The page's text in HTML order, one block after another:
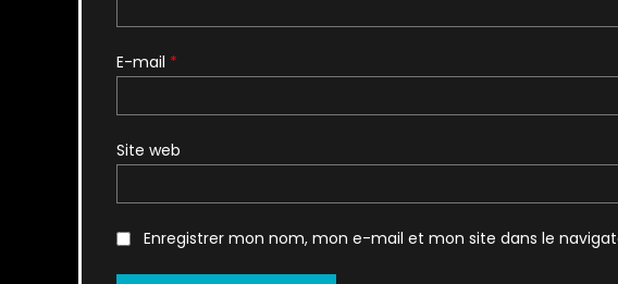
E-mail *
Site web
Enregistrer mon nom, mon e-mail et mon site dans le